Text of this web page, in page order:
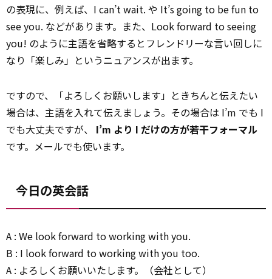
の表現に、例えば、I can’t wait. や It’s going to be fun to
see you. などがあります。また、Look forward to seeing
you! のように主語を省略するとフレンドリーな言い回しに
なり「楽しみ」というニュアンスが出ます。
ですので、「よろしくお願いします」ときちんと伝えたい
場合は、主語を入れて伝えましょう。その場合は I’m でも I
でも大丈夫ですが、 I’m より I だけの方が若干フォーマル
です。メールでも使います。
今日の英会話
A : We look forward to working with you.
B : I look forward to working with you too.
A : よろしくお願いいたします。（会社として）